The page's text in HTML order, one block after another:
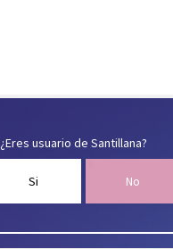
¿Eres usuario de Santillana?
Si No